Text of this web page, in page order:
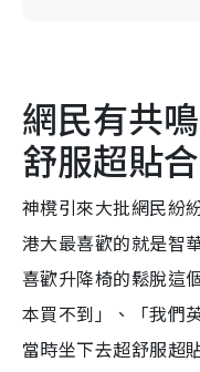
網民有共
舒服超貼合
神櫈引來大批網民紛
港大最喜歡的就是智
喜歡升降椅的鬆脫這
本買不到」、「我們
當時坐下去超舒服超